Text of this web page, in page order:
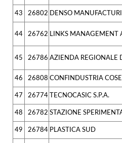
43 26802 DENSO
44 26762 LINKS MANAGEMENT
45 26786 AZIENDA REGIONALE
46 26808 CONFINDUSTRIA
47 26774 TECNOCASIC S.P.A.
48 26782 STAZIONE
49 26784 PLASTICA SUD